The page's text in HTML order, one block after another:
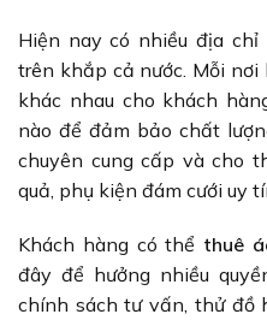
Hiện nay có nhiều địa chỉ
trên khắp cả nước. Mỗi nơi
khác nhau cho khách
nào để đảm bảo chất
chuyên cung cấp và cho
quả, phụ kiện đám cưới uy
Khách hàng có thể thuê
đây để hưởng nhiều
chính sách tư vấn, thử đồ